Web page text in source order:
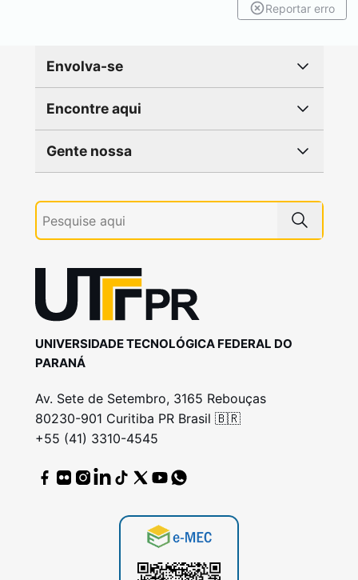
Reportar erro
Envolva-se
Encontre aqui
Gente nossa
UNIVERSIDADE TECNOLÓGICA FEDERAL DO
PARANÁ
Av. Sete de Setembro, 3165 Rebouças
80230-901 Curitiba PR Brasil 🇧🇷
+55 (41) 3310-4545